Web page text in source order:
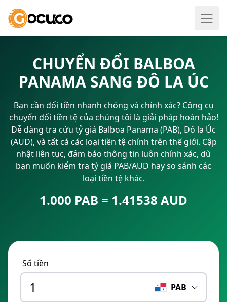
CHUYỂN ĐỔI BALBOA
PANAMA SANG ĐÔ LA ÚC
Bạn cần đổi tiền nhanh chóng và chính xác? Công cụ
chuyển đổi tiền tệ của chúng tôi là giải pháp hoàn hảo!
Dễ dàng tra cứu tỷ giá Balboa Panama (PAB), Đô la Úc
(AUD), và tất cả các loại tiền tệ chính trên thế giới. Cập
nhật liên tục, đảm bảo thông tin luôn chính xác, dù
bạn muốn kiểm tra tỷ giá PAB/AUD hay so sánh các
loại tiền tệ khác.
1.000 PAB = 1.41538 AUD
Số tiền
PAB